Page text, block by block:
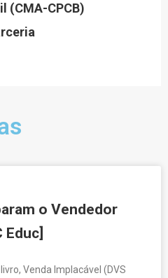
(CMA-CPCB)
o Vendedor
Educ]
Venda Implacável (DVS